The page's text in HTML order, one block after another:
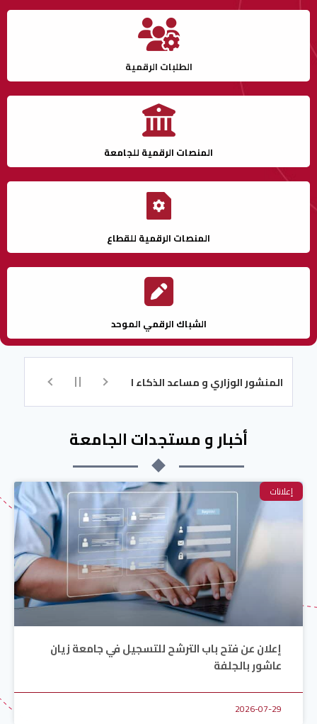
الطلبات الرقمية
المنصات الرقمية للجامعة
المنصات الرقمية للقطاع
الشباك الرقمي الموحد
الوزاري و مساعد الذكاء الاصطناعي للتسجيل تكوين اللغة
أخبار و مستجدات الجامعة
إعلانات
إعلان عن فتح باب الترشح للتسجيل في جامعة زيان
عاشور بالجلفة
2026-07-29